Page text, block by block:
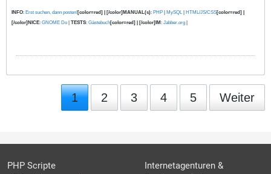
INFO: Erst suchen, dann posten![color=red] | [/color]MANUAL(s): PHP MySQL HTML/JS/CSS[color=red] |
[/color]NICE: GNOME Do TESTS: Gästebuch[color=red] | [/color]IM : Jabber.org
1 2 3 4 5 Weiter
PHP Scripte
Internetagenturen &